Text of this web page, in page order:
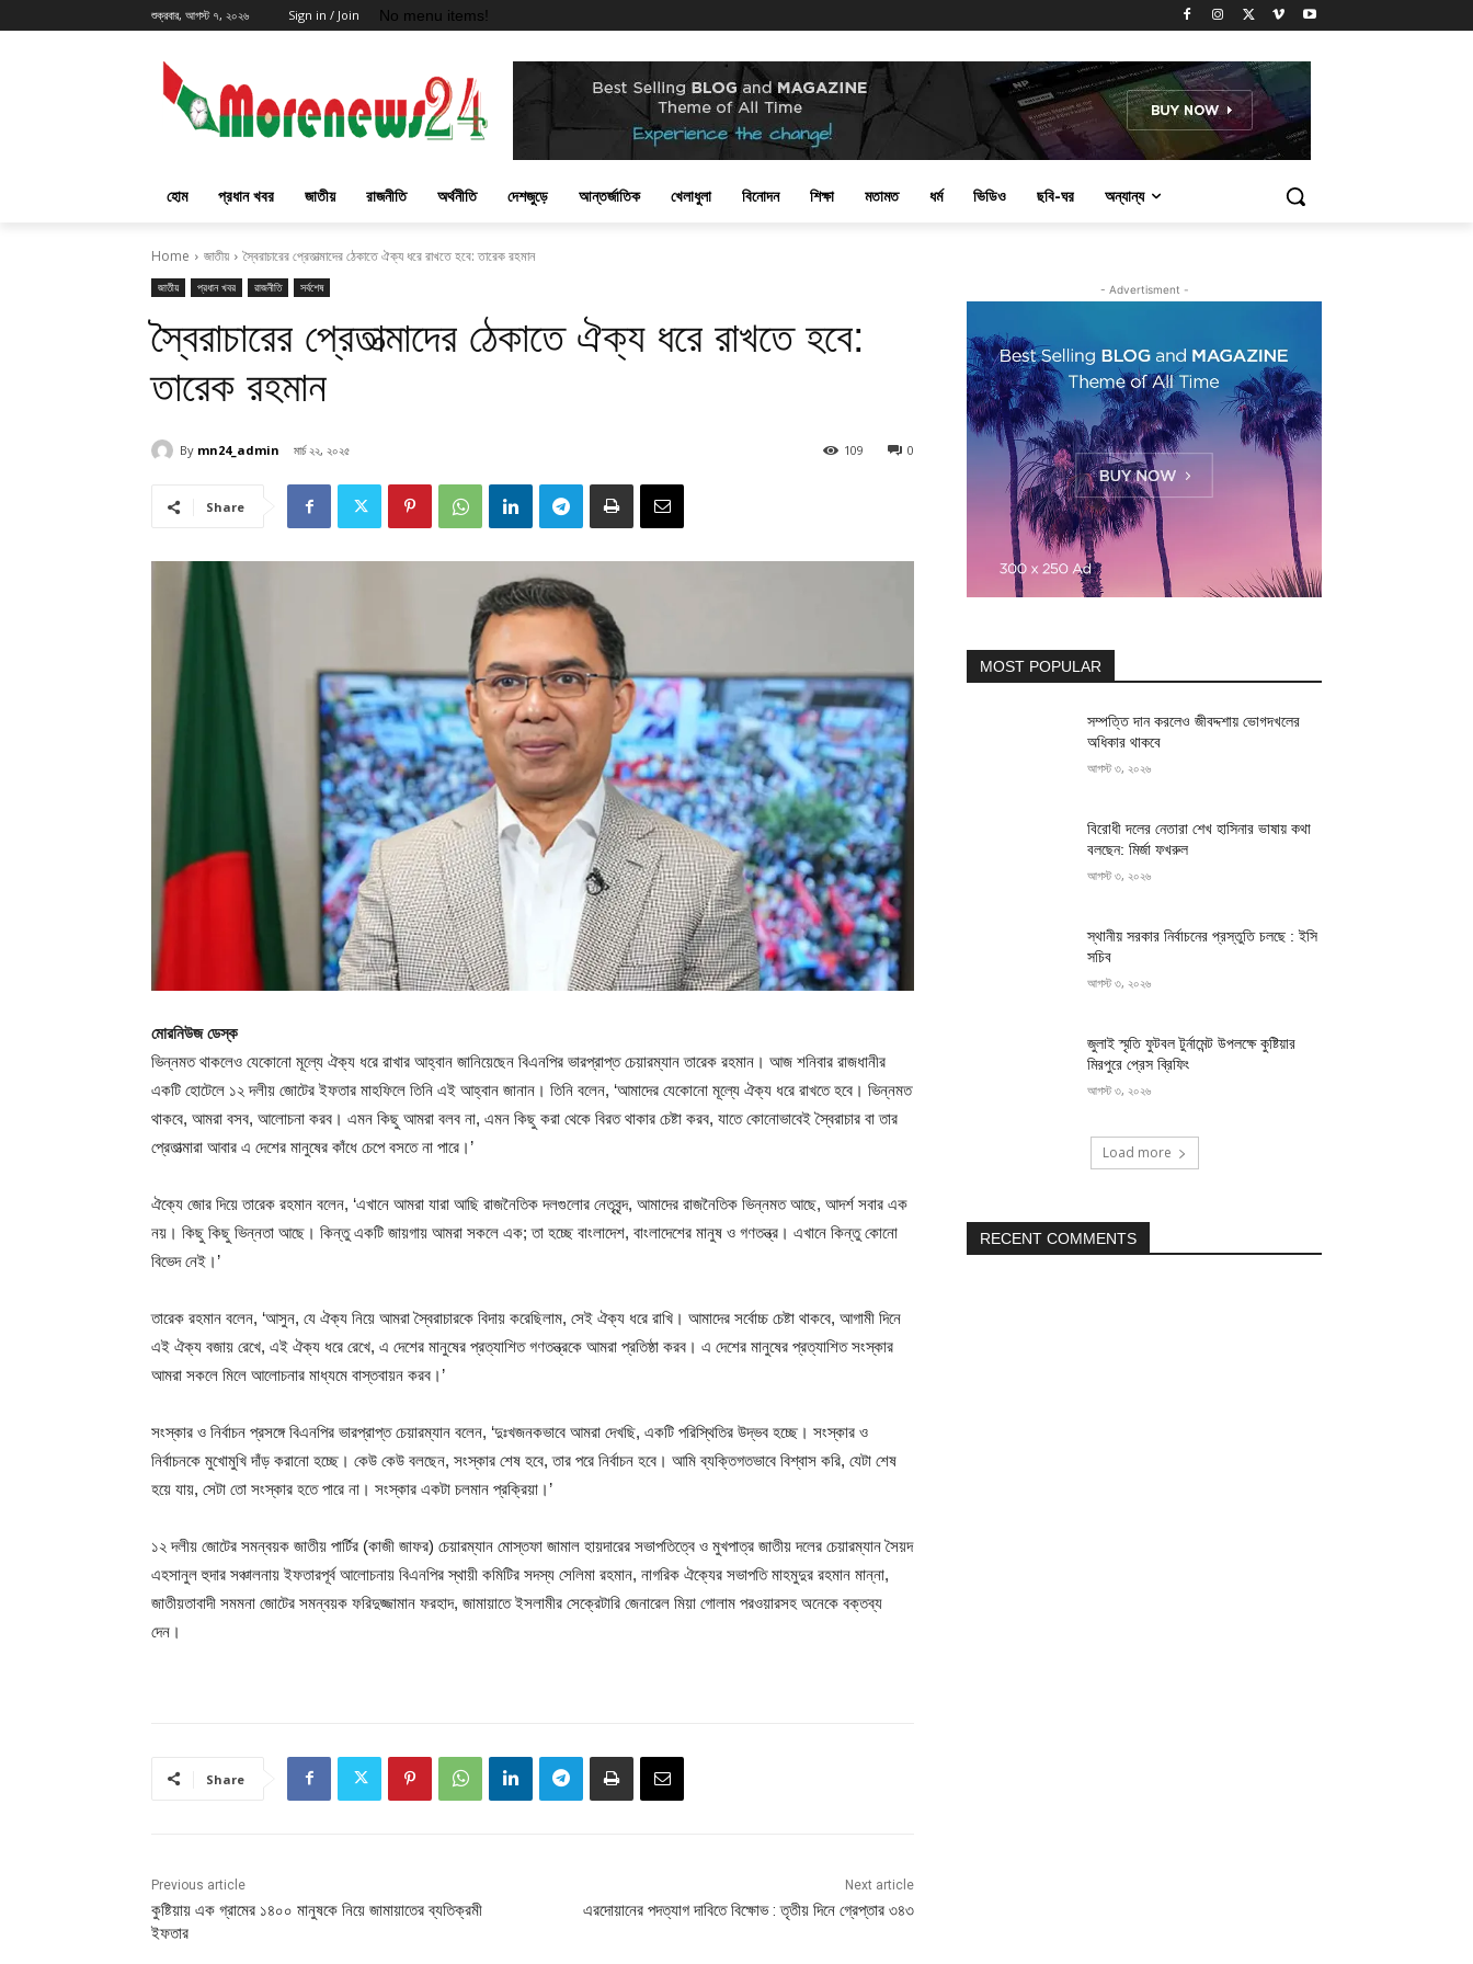
শুক্রবার, আগস্ট ৭, ২০২৬ Sign in / Join No menu items!
হোম প্রধান খবর জাতীয় রাজনীতি অর্থনীতি দেশজুড়ে আন্তর্জাতিক খেলাধুলা বিনোদন শিক্ষা মতামত ধর্ম ভিডিও ছবি-ঘর অন্যান্য
Home জাতীয় স্বৈরাচারের প্রেতাত্মাদের ঠেকাতে ঐক্য ধরে রাখতে হবে: তারেক রহমান
জাতীয় প্রধান খবর রাজনীতি সর্বশেষ
স্বৈরাচারের প্রেতাত্মাদের ঠেকাতে ঐক্য ধরে রাখতে হবে:
তারেক রহমান
By mn24_admin মার্চ ২২, ২০২৫ 0
109
Share
মোরনিউজ ডেস্ক
ভিন্নমত থাকলেও যেকোনো মূল্যে ঐক্য ধরে রাখার আহ্বান জানিয়েছেন বিএনপির ভারপ্রাপ্ত চেয়ারম্যান তারেক রহমান। আজ শনিবার রাজধানীর
একটি হোটেলে ১২ দলীয় জোটের ইফতার মাহফিলে তিনি এই আহ্বান জানান। তিনি বলেন, ‘আমাদের যেকোনো মূল্যে ঐক্য ধরে রাখতে হবে। ভিন্নমত
থাকবে, আমরা বসব, আলোচনা করব। এমন কিছু আমরা বলব না, এমন কিছু করা থেকে বিরত থাকার চেষ্টা করব, যাতে কোনোভাবেই স্বৈরাচার বা তার
প্রেতাত্মারা আবার এ দেশের মানুষের কাঁধে চেপে বসতে না পারে।’
ঐক্যে জোর দিয়ে তারেক রহমান বলেন, ‘এখানে আমরা যারা আছি রাজনৈতিক দলগুলোর নেতৃবৃন্দ, আমাদের রাজনৈতিক ভিন্নমত আছে, আদর্শ সবার এক
নয়। কিছু কিছু ভিন্নতা আছে। কিন্তু একটি জায়গায় আমরা সকলে এক; তা হচ্ছে বাংলাদেশ, বাংলাদেশের মানুষ ও গণতন্ত্র। এখানে কিন্তু কোনো
বিভেদ নেই।’
তারেক রহমান বলেন, ‘আসুন, যে ঐক্য নিয়ে আমরা স্বৈরাচারকে বিদায় করেছিলাম, সেই ঐক্য ধরে রাখি। আমাদের সর্বোচ্চ চেষ্টা থাকবে, আগামী দিনে
এই ঐক্য বজায় রেখে, এই ঐক্য ধরে রেখে, এ দেশের মানুষের প্রত্যাশিত গণতন্ত্রকে আমরা প্রতিষ্ঠা করব। এ দেশের মানুষের প্রত্যাশিত সংস্কার
আমরা সকলে মিলে আলোচনার মাধ্যমে বাস্তবায়ন করব।’
সংস্কার ও নির্বাচন প্রসঙ্গে বিএনপির ভারপ্রাপ্ত চেয়ারম্যান বলেন, ‘দুঃখজনকভাবে আমরা দেখছি, একটি পরিস্থিতির উদ্ভব হচ্ছে। সংস্কার ও
নির্বাচনকে মুখোমুখি দাঁড় করানো হচ্ছে। কেউ কেউ বলছেন, সংস্কার শেষ হবে, তার পরে নির্বাচন হবে। আমি ব্যক্তিগতভাবে বিশ্বাস করি, যেটা শেষ
হয়ে যায়, সেটা তো সংস্কার হতে পারে না। সংস্কার একটা চলমান প্রক্রিয়া।’
১২ দলীয় জোটের সমন্বয়ক জাতীয় পার্টির (কাজী জাফর) চেয়ারম্যান মোস্তফা জামাল হায়দারের সভাপতিত্বে ও মুখপাত্র জাতীয় দলের চেয়ারম্যান সৈয়দ
এহসানুল হুদার সঞ্চালনায় ইফতারপূর্ব আলোচনায় বিএনপির স্থায়ী কমিটির সদস্য সেলিমা রহমান, নাগরিক ঐক্যের সভাপতি মাহমুদুর রহমান মান্না,
জাতীয়তাবাদী সমমনা জোটের সমন্বয়ক ফরিদুজ্জামান ফরহাদ, জামায়াতে ইসলামীর সেক্রেটারি জেনারেল মিয়া গোলাম পরওয়ারসহ অনেকে বক্তব্য
দেন।
Share
Previous article
কুষ্টিয়ায় এক গ্রামের ১৪০০ মানুষকে নিয়ে জামায়াতের ব্যতিক্রমী
ইফতার
Next article
এরদোয়ানের পদত্যাগ দাবিতে বিক্ষোভ : তৃতীয় দিনে গ্রেপ্তার ৩৪৩
- Advertisment -
MOST POPULAR
সম্পত্তি দান করলেও জীবদ্দশায় ভোগদখলের
অধিকার থাকবে
আগস্ট ৩, ২০২৬
বিরোধী দলের নেতারা শেখ হাসিনার ভাষায় কথা
বলছেন: মির্জা ফখরুল
আগস্ট ৩, ২০২৬
স্থানীয় সরকার নির্বাচনের প্রস্তুতি চলছে : ইসি
সচিব
আগস্ট ৩, ২০২৬
জুলাই স্মৃতি ফুটবল টুর্নামেন্ট উপলক্ষে কুষ্টিয়ার
মিরপুরে প্রেস ব্রিফিং
আগস্ট ৩, ২০২৬
Load more
RECENT COMMENTS